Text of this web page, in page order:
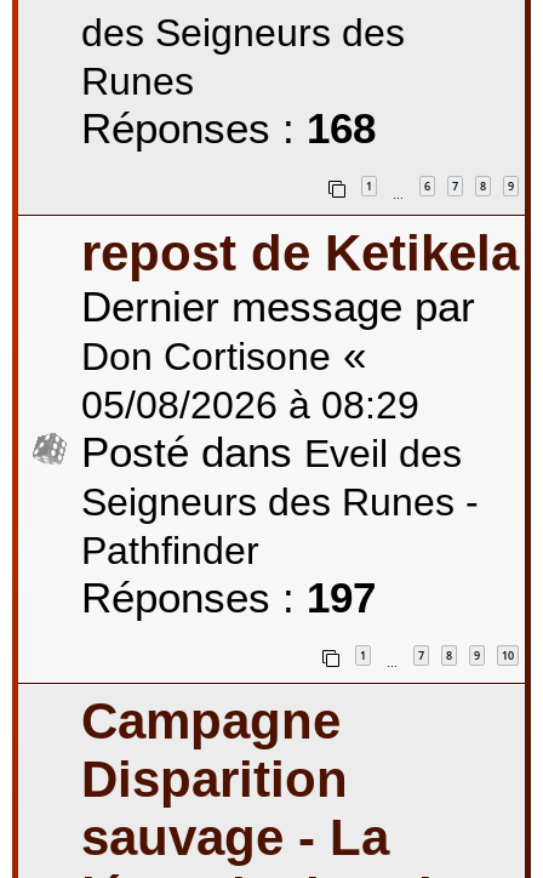
des Seigneurs des
Runes
Réponses : 168
1 6 7 8 9
repost de Ketikela
Dernier message par
Don Cortisone «
05/08/2026 à 08:29
Posté dans Eveil des
Seigneurs des Runes -
Pathfinder
Réponses : 197
1
…
7 8 9 10
Campagne
Disparition
sauvage - La